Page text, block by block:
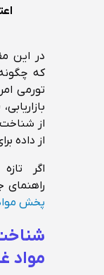
در این
که
تورمی
از
از داده
اگر
راهنمای
پخش
شناخت
مواد